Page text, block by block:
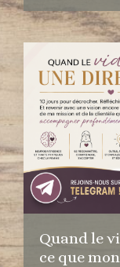
Quand le
ce que